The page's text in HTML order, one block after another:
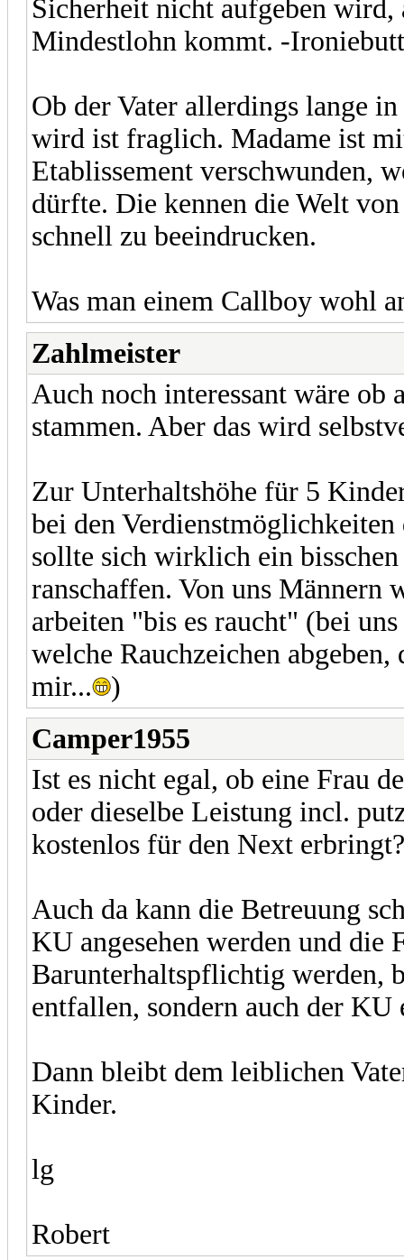
Sicherheit nicht aufgeben wird,
Mindestlohn kommt. -
Ob der Vater allerdings lange
wird ist fraglich. Madame ist
Etablissement verschwunden,
dürfte. Die kennen die Welt
schnell zu beeindrucken.
Was man einem Callboy wohl
Zahlmeister
Auch noch interessant wäre
stammen. Aber das wird
Zur Unterhaltshöhe für 5
bei den
sollte sich wirklich ein
ranschaffen. Von uns Männern
arbeiten "bis es raucht" (bei
welche Rauchzeichen
mir...
)
Camper1955
Ist es nicht egal, ob eine Frau
oder dieselbe Leistung incl.
kostenlos für den Next erbringt?
Auch da kann die Betreuung
KU angesehen werden und die
Barunterhaltspflichtig werden,
entfallen, sondern auch der KU
Dann bleibt dem leiblichen
Kinder.
lg
Robert